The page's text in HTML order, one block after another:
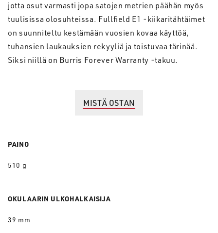
jotta osut varmasti jopa satojen metrien päähän myös
tuulisissa olosuhteissa. Fullfield E1 -kiikaritähtäimet
on suunniteltu kestämään vuosien kovaa käyttöä,
tuhansien laukauksien rekyyliä ja toistuvaa tärinää.
Siksi niillä on Burris Forever Warranty -takuu.
MISTÄ OSTAN
PAINO
510 g
OKULAARIN ULKOHALKAISIJA
39 mm